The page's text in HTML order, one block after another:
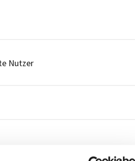
Nutzer